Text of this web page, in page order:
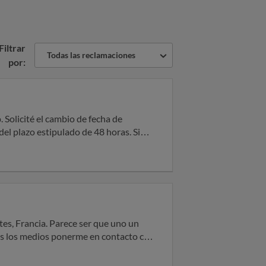
Filtrar
por:
Todas las reclamaciones
el cambio de fecha de
plazo estipulado de 48 horas. Sin
julio, Enterprise había reasignado
alternativa que acudir de urgencia
reembolso completo e inmediato
alquilé otro
la